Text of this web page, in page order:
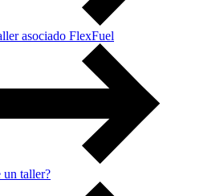
asociado FlexFuel
un taller?